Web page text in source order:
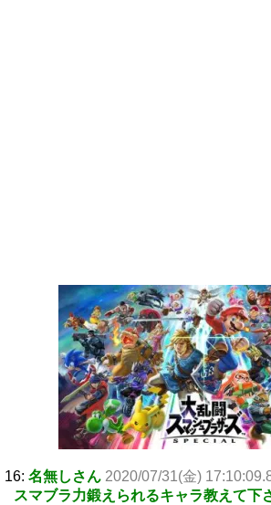
16: 名無しさん 2020/07/31(金)
スマブラ力鍛えられるキャラ教えて下